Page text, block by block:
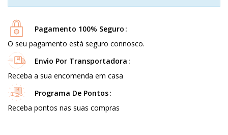
Pagamento 100% Seguro
O seu pagamento está seguro connosco.
Envio Por Transportadora
Receba a sua encomenda em casa
Programa De Pontos
Receba pontos nas suas compras